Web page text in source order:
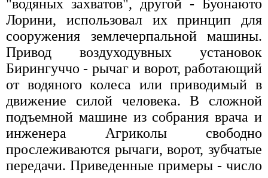
"водяных захватов", другой - Буонаюто
Лорини, использовал их принцип для
сооружения землечерпальной машины.
Привод воздуходувных установок
Бирингуччо - рычаг и ворот, работающий
от водяного колеса или приводимый в
движение силой человека. В сложной
подъемной машине из собрания врача и
инженера Агриколы свободно
прослеживаются рычаги, ворот, зубчатые
передачи. Приведенные примеры - число